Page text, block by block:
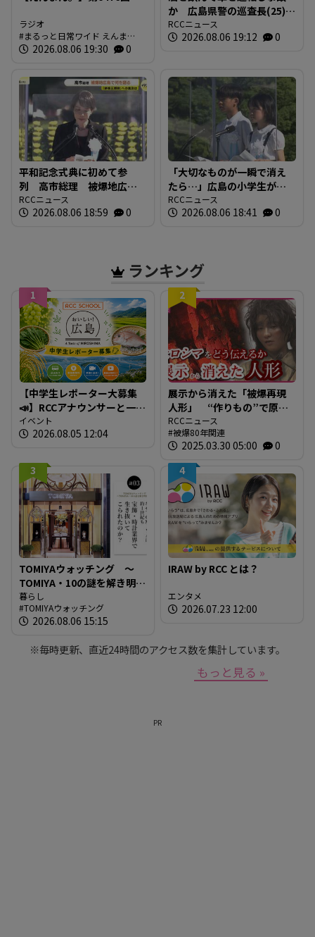
ラジオ
まるっと日常ワイド えんま
ん。 放送内容
2026.08.06 19:30 0
か 広島県警の巡査長(25)を
懲戒免職 事故の1時間半前
に“飲食店で飲酒” 基準値
RCCニュース
2026.08.06 19:12 0
平和記念式典に初めて参
列 高市総理 被爆地広島
で何を語る 「非核三原
則」への言及は
RCCニュース
2026.08.06 18:59 0
「大切なものが一瞬で消え
たら…」広島の小学生が語
る「平和への誓い」【被爆
81年】
RCCニュース
2026.08.06 18:41 0
ランキング
1
【中学生レポーター大募集
📣】RCCアナウンサーと一緒
に「広島の食」の現場を取
材しよう！
イベント
2026.08.05 12:04
2
展示から消えた「被爆再現
人形」 “作りもの”で原爆
を伝えるとは 現代アート
作家が調査研究 人形の持
つ “力” と “危うさ”
RCCニュース
被爆80年関連
2025.03.30 05:00
0
3
TOMIYAウォッチング ～
TOMIYA・10の謎を解き明か
す～ 謎03 「なぜTOMIYAは
約1世紀も宝飾・時計業界で
生き抜いてこられたの
暮らし
TOMIYAウォッチング
2026.08.06 15:15
4
IRAW by RCC とは？
エンタメ
2026.07.23 12:00
※毎時更新、直近24時間のアクセス数を集計しています。
もっと見る »
PR